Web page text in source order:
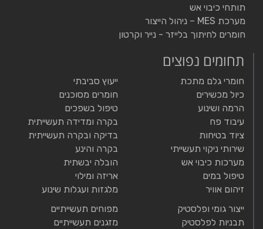
תותחי כיבוי אש
מערכת MES – ניהול הייצור
חומרים לחיתוך בלייזר - נייר וקרטון
תחומים נפוצים
חומרי גלם מתכת
כיול מכשירים
הרמה ושינוע
עיבוד פח
ציוד בטיחות
שירותי ניקוי תעשייתי
מערכות כיבוי אש
טיפול במים
זיהום אוויר
ייעוץ סביבתי
חומרים מסוכנים
טיפול בשפכים
בקרה ומדידה תעשייתית
בדיקה ובקרה תעשייתית
בקרה והינע
הובלה יבשתית
אריזה ומילוי
מלגזות ועגלות שינוע
ייצור גומי ופלסטיק
תבניות לפלסטיק
מפוחים תעשייתיים
מזגנים תעשייתיים